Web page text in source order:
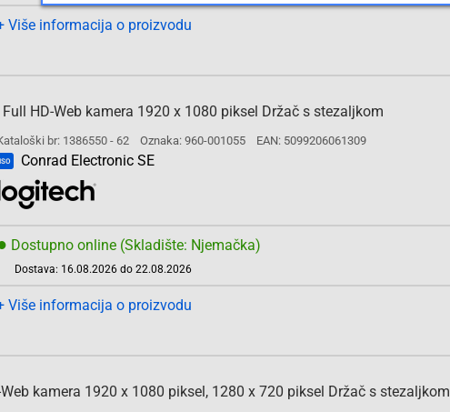
Više informacija o proizvodu
HD-Web kamera 1920 x 1080 piksel Držač s stezaljkom
br: 1386550 - 62 Oznaka: 960-001055 EAN: 5099206061309
ISO Conrad Electronic SE
Dostupno online (Skladište: Njemačka)
Dostava: 16.08.2026 do 22.08.2026
Više informacija o proizvodu
kamera 1920 x 1080 piksel, 1280 x 720 piksel Držač s stezaljkom